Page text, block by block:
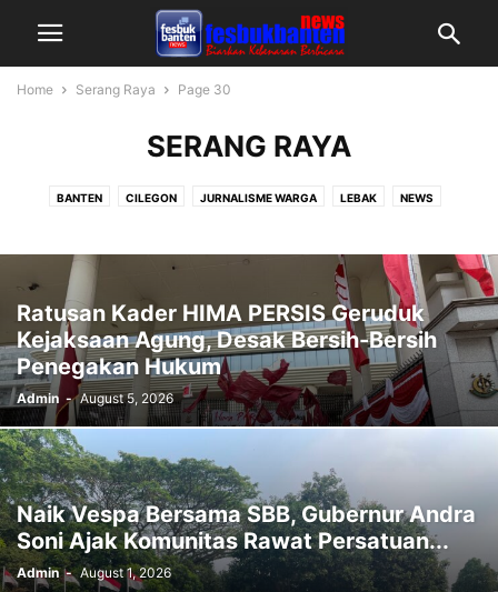
Home Serang Raya Page 30
SERANG RAYA
BANTEN CILEGON JURNALISME WARGA LEBAK NEWS
Ratusan Kader HIMA PERSIS Geruduk
Kejaksaan Agung, Desak Bersih-Bersih
Penegakan Hukum
Admin - August 5, 2026
Naik Vespa Bersama SBB, Gubernur Andra
Soni Ajak Komunitas Rawat Persatuan...
Admin - August 1, 2026